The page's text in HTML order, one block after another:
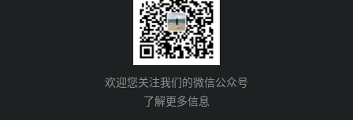
欢迎您关注我们的微信公众号
了解更多信息